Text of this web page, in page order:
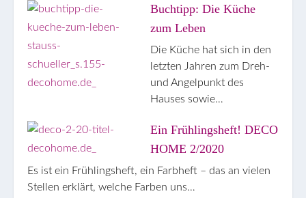
Buchtipp: Die Küche
zum Leben
Die Küche hat sich in den
letzten Jahren zum Dreh-
und Angelpunkt des
Hauses sowie…
Ein Frühlingsheft! DECO
HOME 2/2020
Es ist ein Frühlingsheft, ein Farbheft – das an vielen
Stellen erklärt, welche Farben uns…